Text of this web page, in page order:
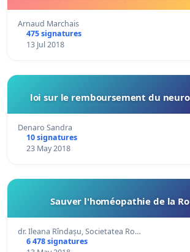
Arnaud Marchais
475 signatures
13 Jul 2018
loi sur le remboursement du
Denaro Sandra
10 signatures
23 May 2018
Sauver l'homéopathie de la
dr. Ileana Rîndașu, Societatea Ro…
6 478 signatures